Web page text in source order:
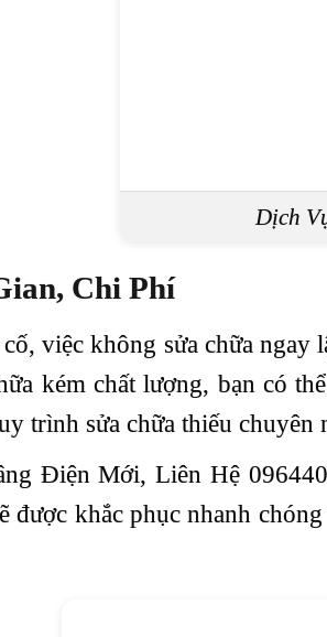
Dịch
Chi Phí
việc không sửa chữa
kém chất lượng, bạn có
trình sửa chữa thiếu chuyên
Điện Mới, Liên Hệ
được khắc phục nhanh